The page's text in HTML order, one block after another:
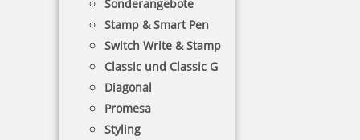
Sonderangebote
Stamp & Smart Pen
Switch Write & Stamp
Classic und Classic G
Diagonal
Promesa
Styling